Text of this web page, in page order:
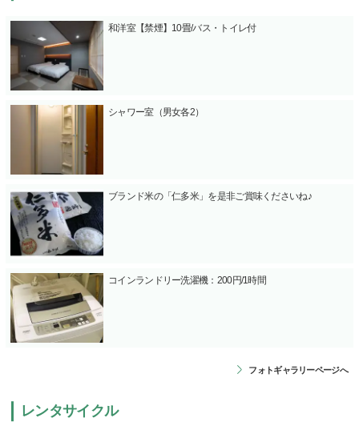
和洋室【禁煙】10畳/バス・トイレ付
シャワー室（男女各2）
ブランド米の「仁多米」を是非ご賞味くださいね♪
コインランドリー洗濯機：200円/1時間
フォトギャラリーページへ
レンタサイクル